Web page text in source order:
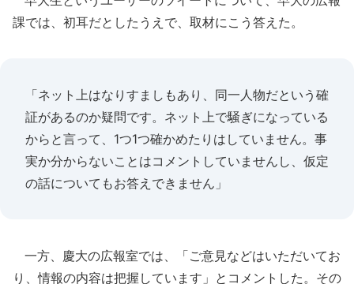
課では、初耳だとしたうえで、取材にこう答えた。
「ネット上はなりすましもあり、同一人物だという確
証があるのか疑問です。ネット上で騒ぎになっている
からと言って、1つ1つ確かめたりはしていません。事
実か分からないことはコメントしていませんし、仮定
の話についてもお答えできません」
一方、慶大の広報室では、「ご意見などはいただいてお
り、情報の内容は把握しています」とコメントした。その